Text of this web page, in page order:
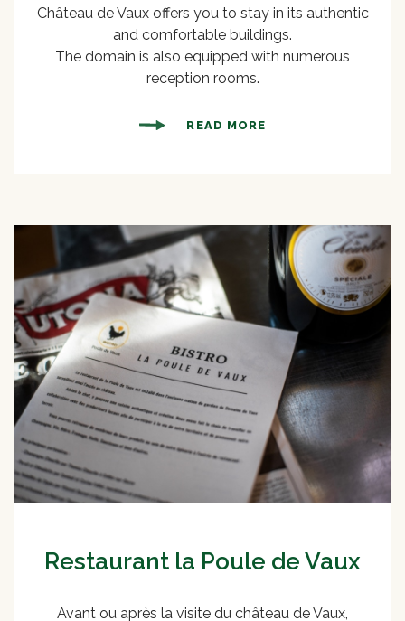
Château de Vaux offers you to stay in its authentic
and comfortable buildings.
The domain is also equipped with numerous
reception rooms.
READ MORE
Restaurant la Poule de Vaux
Avant ou après la visite du château de Vaux,